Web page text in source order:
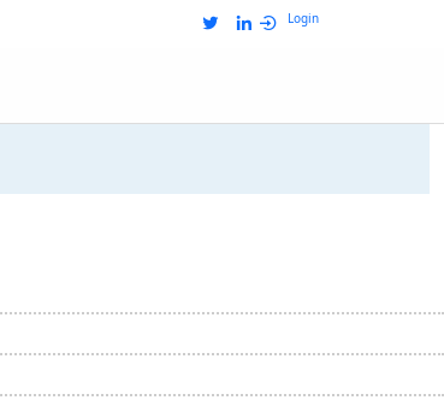
Login